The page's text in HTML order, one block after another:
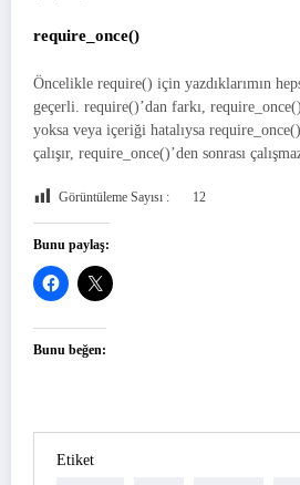
require_once()
Öncelikle require() için yazdıklarımın
geçerli. require()’dan farkı, require_once()
yoksa veya içeriği hatalıysa
çalışır, require_once()’den sonrası
Görüntüleme Sayısı : 12
Bunu paylaş:
Bunu beğen:
Etiket